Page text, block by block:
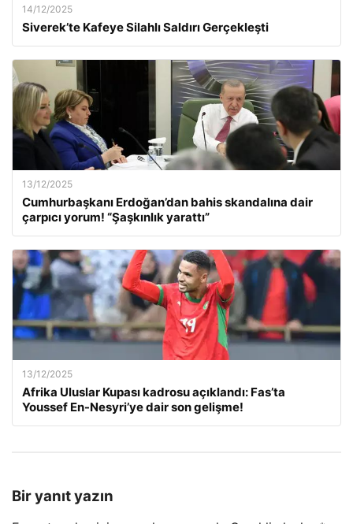
14/12/2025
Siverek’te Kafeye Silahlı Saldırı Gerçekleşti
13/12/2025
Cumhurbaşkanı Erdoğan’dan bahis skandalına dair
çarpıcı yorum! “Şaşkınlık yarattı”
13/12/2025
Afrika Uluslar Kupası kadrosu açıklandı: Fas’ta
Youssef En-Nesyri’ye dair son gelişme!
Bir yanıt yazın